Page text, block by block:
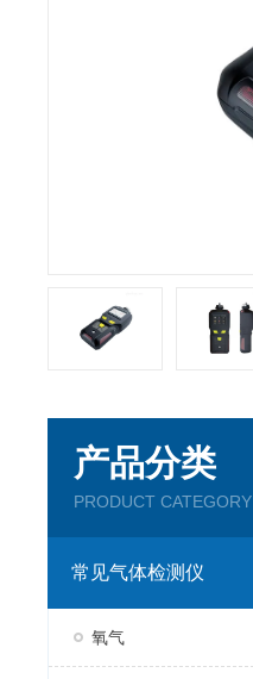
产品分类
PRODUCT CATEGORY
常见气体检测仪
氧气